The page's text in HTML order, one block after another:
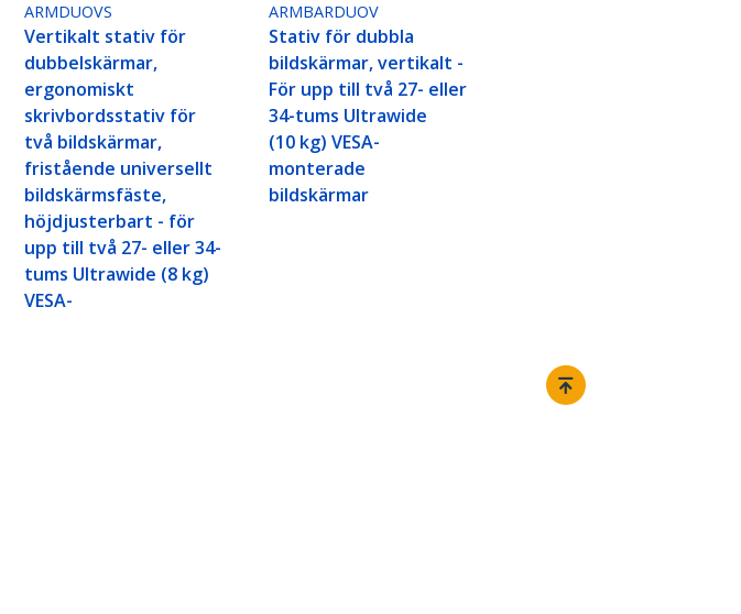
ARMDUOVS
Vertikalt stativ för
dubbelskärmar,
ergonomiskt
skrivbordsstativ för
två bildskärmar,
fristående universellt
bildskärmsfäste,
höjdjusterbart - för
upp till två 27- eller 34-
tums Ultrawide (8 kg)
VESA-
ARMBARDUOV
Stativ för dubbla
bildskärmar, vertikalt -
För upp till två 27- eller
34-tums Ultrawide
(10 kg) VESA-
monterade
bildskärmar